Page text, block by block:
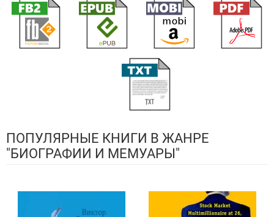
ПОПУЛЯРНЫЕ КНИГИ В ЖАНРЕ
"БИОГРАФИИ И МЕМУАРЫ"